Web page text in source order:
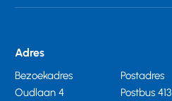
Adres
Bezoekadres
Oudlaan 4
Postadres
Postbus 413